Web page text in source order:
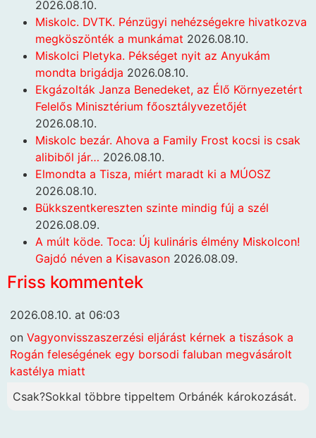
2026.08.10.
Miskolc. DVTK. Pénzügyi nehézségekre hivatkozva
megköszönték a munkámat 2026.08.10.
Miskolci Pletyka. Pékséget nyit az Anyukám
mondta brigádja 2026.08.10.
Ekgázolták Janza Benedeket, az Élő Környezetért
Felelős Minisztérium főosztályvezetőjét
2026.08.10.
Miskolc bezár. Ahova a Family Frost kocsi is csak
alibiből jár… 2026.08.10.
Elmondta a Tisza, miért maradt ki a MÚOSZ
2026.08.10.
Bükkszentkereszten szinte mindig fúj a szél
2026.08.09.
A múlt köde. Toca: Új kulináris élmény Miskolcon!
Gajdó néven a Kisavason 2026.08.09.
Friss kommentek
2026.08.10. at 06:03
on Vagyonvisszaszerzési eljárást kérnek a tiszások a
Rogán feleségének egy borsodi faluban megvásárolt
kastélya miatt
Csak?Sokkal többre tippeltem Orbánék károkozását.